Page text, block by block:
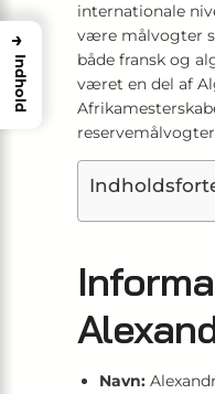
internationale
være målvogter
både fransk og
været en del af
Navn:
→
Indhold